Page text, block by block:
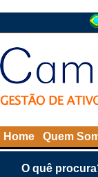
Home Quem
O quê